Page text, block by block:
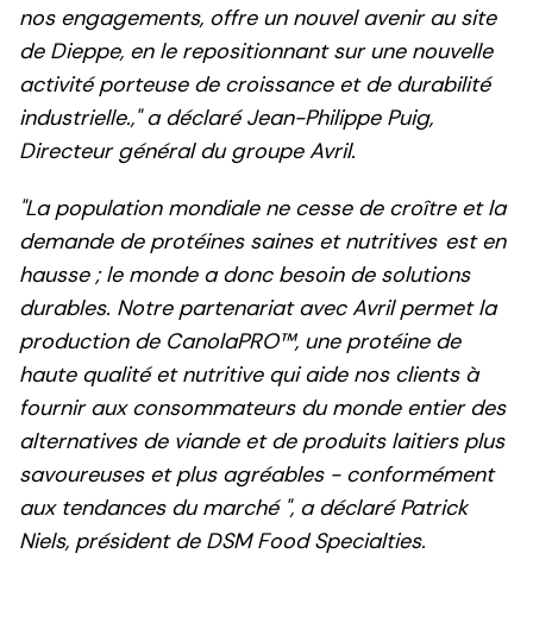
nos engagements, offre un nouvel avenir au site
de Dieppe, en le repositionnant sur une nouvelle
activité porteuse de croissance et de durabilité
industrielle.," a déclaré Jean-Philippe Puig,
Directeur général du groupe Avril.
"La population mondiale ne cesse de croître et la
demande de protéines saines et nutritives est en
hausse ; le monde a donc besoin de solutions
durables. Notre partenariat avec Avril permet la
production de CanolaPRO™, une protéine de
haute qualité et nutritive qui aide nos clients à
fournir aux consommateurs du monde entier des
alternatives de viande et de produits laitiers plus
savoureuses et plus agréables - conformément
aux tendances du marché ", a déclaré Patrick
Niels, président de DSM Food Specialties.